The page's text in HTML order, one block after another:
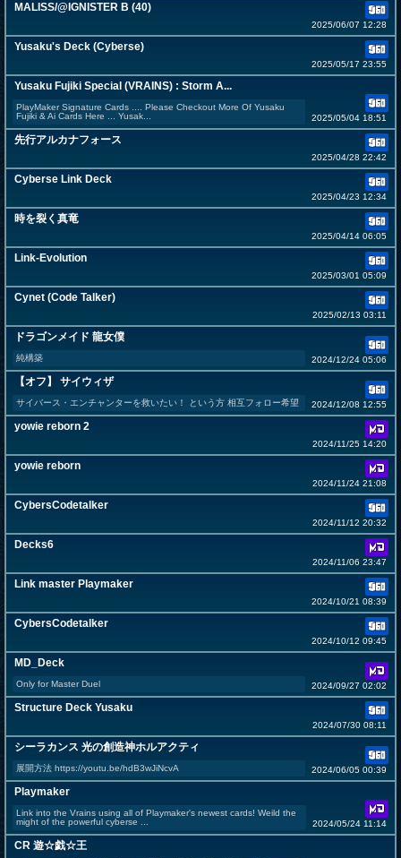
MALISS/@IGNISTER B (40)
2025/06/07 12:28
Yusaku's Deck (Cyberse)
2025/05/17 23:55
Yusaku Fujiki Special (VRAINS) : Storm A...
PlayMaker Signature Cards .... Please Checkout More Of Yusaku
Fujiki & Ai Cards Here ... Yusak...
2025/05/04 18:51
先行アルカナフォース
2025/04/28 22:42
Cyberse Link Deck
2025/04/23 12:34
時を裂く真竜
2025/04/14 06:05
Link-Evolution
2025/03/01 05:09
Cynet (Code Talker)
2025/02/13 03:11
ドラゴンメイド 龍女僕
純構築 2024/12/24 05:06
【オフ】 サイウィザ
サイバース・エンチャンターを救いたい！ という方 相互フォロー希望 2024/12/08 12:55
yowie reborn 2
2024/11/25 14:20
yowie reborn
2024/11/24 21:08
CybersCodetalker
2024/11/12 20:32
Decks6
2024/11/06 23:47
Link master Playmaker
2024/10/21 08:39
CybersCodetalker
2024/10/12 09:45
MD_Deck
Only for Master Duel 2024/09/27 02:02
Structure Deck Yusaku
2024/07/30 08:11
シーラカンス 光の創造神ホルアクティ
展開方法 https://youtu.be/hdB3wJiNcvA 2024/06/05 00:39
Playmaker
Link into the Vrains using all of Playmaker's newest cards! Weild the
might of the powerful cyberse ...
2024/05/24 11:14
CR 遊☆戯☆王